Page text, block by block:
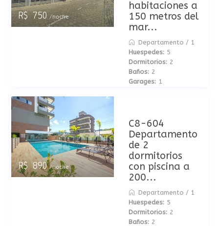
R$ 750/noche
habitaciones a
150 metros del
mar...
Departamento / 1
Huespedes: 5
Dormitorios: 2
Baños: 2
Garages: 1
R$ 890/noche
C8-604
Departamento
de 2
dormitorios
con piscina a
200...
Departamento / 1
Huespedes: 5
Dormitorios: 2
Baños: 2